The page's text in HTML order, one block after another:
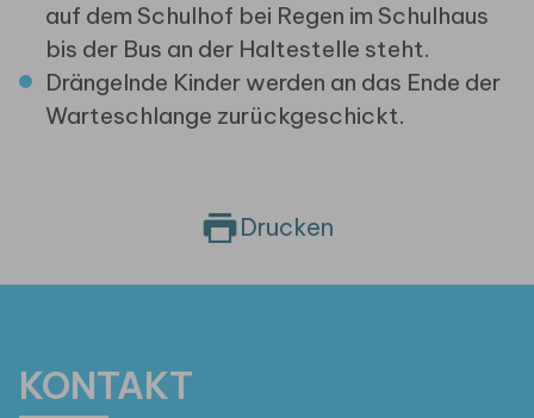
auf dem Schulhof bei Regen im Schulhaus
bis der Bus an der Haltestelle steht.
Drängelnde Kinder werden an das Ende der
Warteschlange zurückgeschickt.
Drucken
KONTAKT